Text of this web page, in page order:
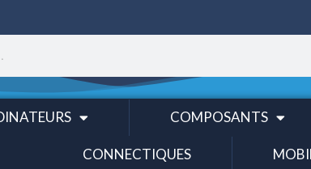
COMPOSANTS
CONNECTIQUES